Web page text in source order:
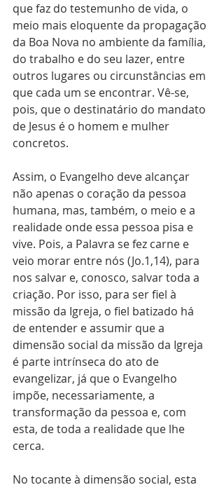
que faz do testemunho de vida, o
meio mais eloquente da propagação
da Boa Nova no ambiente da família,
do trabalho e do seu lazer, entre
outros lugares ou circunstâncias em
que cada um se encontrar. Vê-se,
pois, que o destinatário do mandato
de Jesus é o homem e mulher
concretos.
Assim, o Evangelho deve alcançar
não apenas o coração da pessoa
humana, mas, também, o meio e a
realidade onde essa pessoa pisa e
vive. Pois, a Palavra se fez carne e
veio morar entre nós (Jo.1,14), para
nos salvar e, conosco, salvar toda a
criação. Por isso, para ser fiel à
missão da Igreja, o fiel batizado há
de entender e assumir que a
dimensão social da missão da Igreja
é parte intrínseca do ato de
evangelizar, já que o Evangelho
impõe, necessariamente, a
transformação da pessoa e, com
esta, de toda a realidade que lhe
cerca.
No tocante à dimensão social, esta